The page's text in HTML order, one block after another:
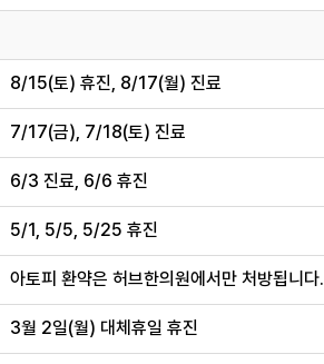
8/15(토) 휴진, 8/17(월) 진료
7/17(금), 7/18(토) 진료
6/3 진료, 6/6 휴진
5/1, 5/5, 5/25 휴진
아토피 환약은 허브한의원에서만 처방됩니다.
3월 2일(월) 대체휴일 휴진